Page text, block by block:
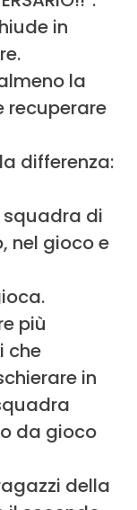
in
la
recuperare
differenza:
di
nel gioco e
più
che
in
da gioco
della